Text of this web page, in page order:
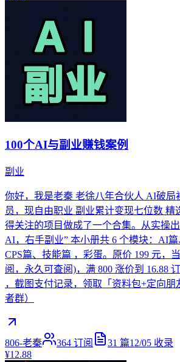
100个AI与副业赚钱案例
副业
你好，我是老秦 老徐八年合伙人 AI破局
员，现自由职业 副业累计变现七位数 精
得关注的项目做成了一个合集。从实操
AI，右手副业” 本小册共 6 个模块：AI篇
CPS篇、技能篇 ，彩蛋。原价 199 元，
阅，永久可查阅)，满 800 涨价到 16.88
，截图支付记录，领取「资料包+定向朋
者群）
806-老秦 364 订阅 31 篇12/05 收录
¥12.88